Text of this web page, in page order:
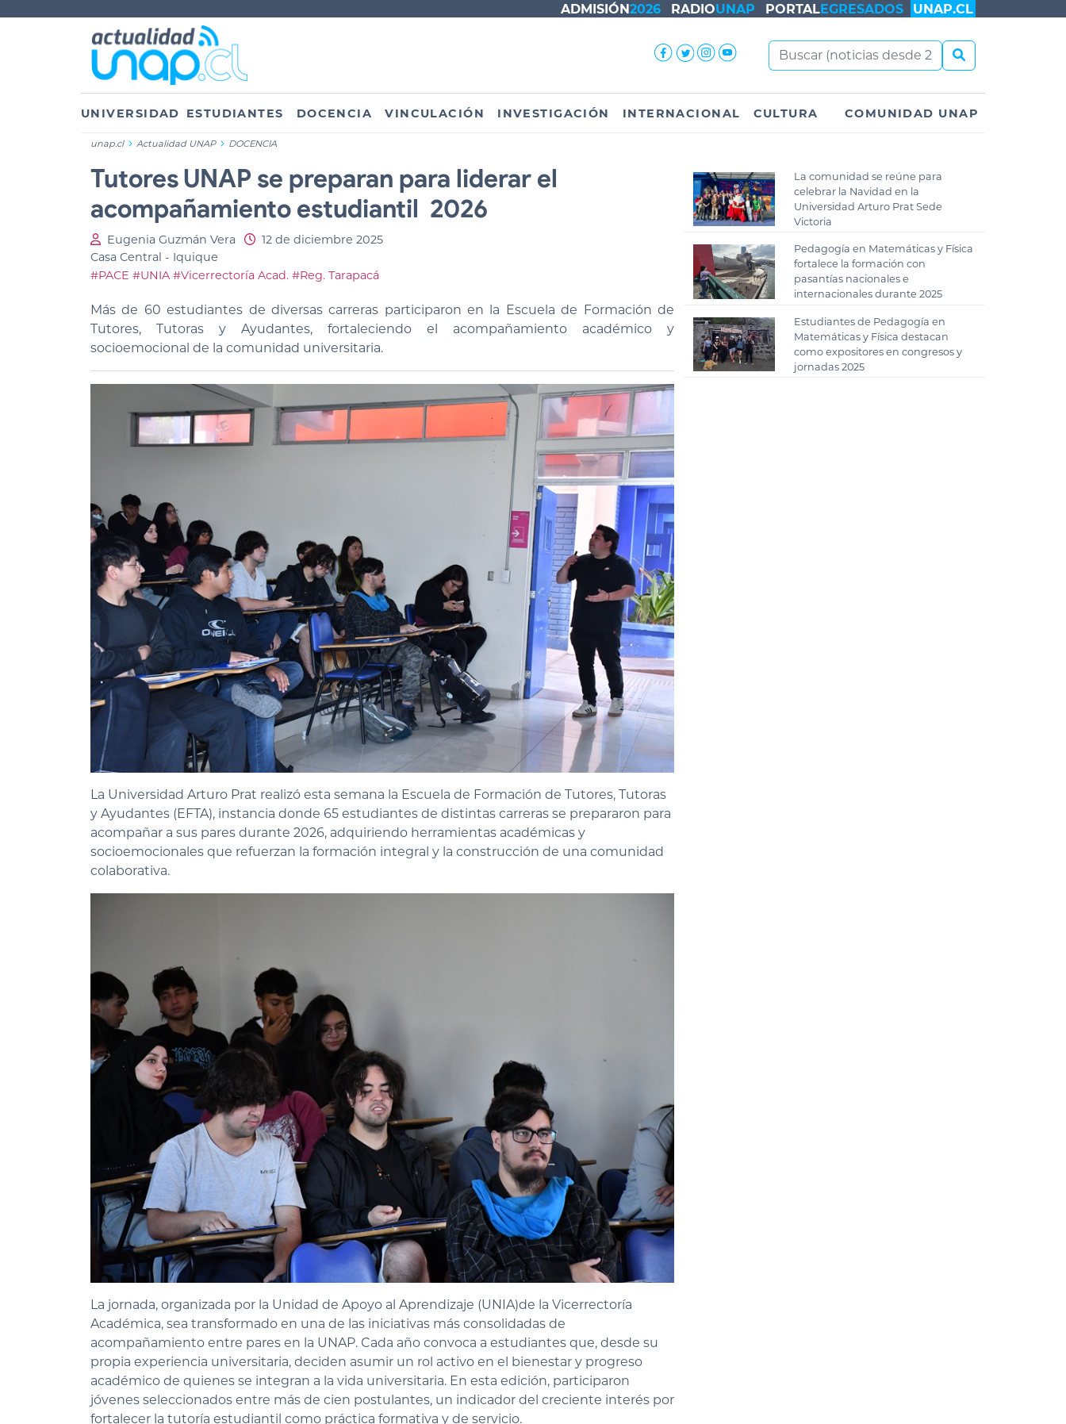
ADMISIÓN2026 RADIOUNAP PORTALEGRESADOS UNAP.CL
UNIVERSIDAD ESTUDIANTES DOCENCIA VINCULACIÓN INVESTIGACIÓN INTERNACIONAL CULTURA COMUNIDAD UNAP
unap.cl Actualidad UNAP DOCENCIA
Tutores UNAP se preparan para liderar el
acompañamiento estudiantil 2026
Eugenia Guzmán Vera
12 de diciembre 2025
Casa Central - Iquique
#PACE #UNIA #Vicerrectoría Acad. #Reg. Tarapacá
Más de 60 estudiantes de diversas carreras participaron en la Escuela de Formación de
Tutores, Tutoras y Ayudantes, fortaleciendo el acompañamiento académico y
socioemocional de la comunidad universitaria.
La Universidad Arturo Prat realizó esta semana la Escuela de Formación de Tutores, Tutoras
y Ayudantes (EFTA), instancia donde 65 estudiantes de distintas carreras se prepararon para
acompañar a sus pares durante 2026, adquiriendo herramientas académicas y
socioemocionales que refuerzan la formación integral y la construcción de una comunidad
colaborativa.
La jornada, organizada por la Unidad de Apoyo al Aprendizaje (UNIA)de la Vicerrectoría
Académica, sea transformado en una de las iniciativas más consolidadas de
acompañamiento entre pares en la UNAP. Cada año convoca a estudiantes que, desde su
propia experiencia universitaria, deciden asumir un rol activo en el bienestar y progreso
académico de quienes se integran a la vida universitaria. En esta edición, participaron
jóvenes seleccionados entre más de cien postulantes, un indicador del creciente interés por
fortalecer la tutoría estudiantil como práctica formativa y de servicio.
La comunidad se reúne para
celebrar la Navidad en la
Universidad Arturo Prat Sede
Victoria
Pedagogía en Matemáticas y Física
fortalece la formación con
pasantías nacionales e
internacionales durante 2025
Estudiantes de Pedagogía en
Matemáticas y Física destacan
como expositores en congresos y
jornadas 2025